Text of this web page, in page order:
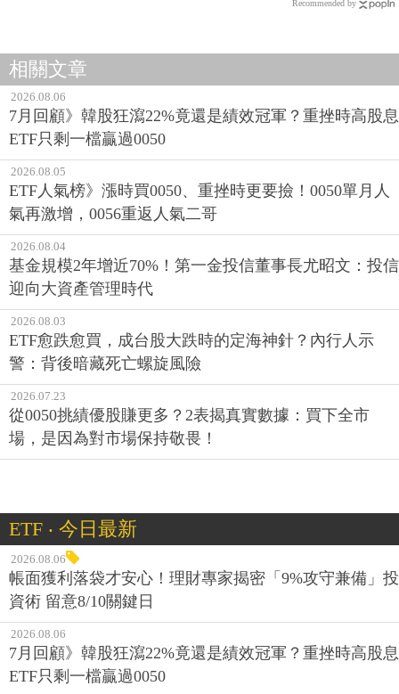
Recommended by
相關文章
2026.08.06
7月回顧》韓股狂瀉22%竟還是績效冠軍？重挫時高股息
ETF只剩一檔贏過0050
2026.08.05
ETF人氣榜》漲時買0050、重挫時更要撿！0050單月人
氣再激增，0056重返人氣二哥
2026.08.04
基金規模2年增近70%！第一金投信董事長尤昭文：投信
迎向大資產管理時代
2026.08.03
ETF愈跌愈買，成台股大跌時的定海神針？內行人示
警：背後暗藏死亡螺旋風險
2026.07.23
從0050挑績優股賺更多？2表揭真實數據：買下全市
場，是因為對市場保持敬畏！
ETF ‧ 今日最新
2026.08.06
帳面獲利落袋才安心！理財專家揭密「9%攻守兼備」投
資術 留意8/10關鍵日
2026.08.06
7月回顧》韓股狂瀉22%竟還是績效冠軍？重挫時高股息
ETF只剩一檔贏過0050